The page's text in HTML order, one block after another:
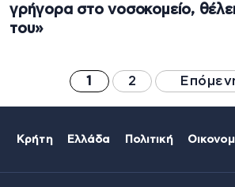
γρήγορα στο νοσοκομείο,
του»
1 2
Κρήτη Ελλάδα Πολιτική